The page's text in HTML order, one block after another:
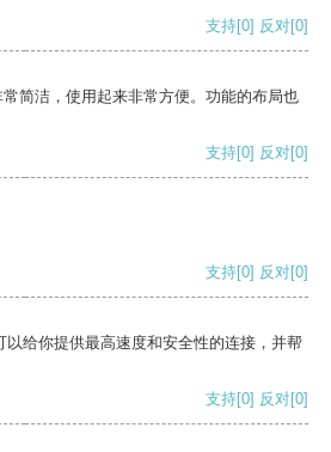
支持[0] 反对[0]
简洁，使用起来非常方便。功能的布局也
支持[0] 反对[0]
支持[0] 反对[0]
给你提供最高速度和安全性的连接，并帮
支持[0] 反对[0]